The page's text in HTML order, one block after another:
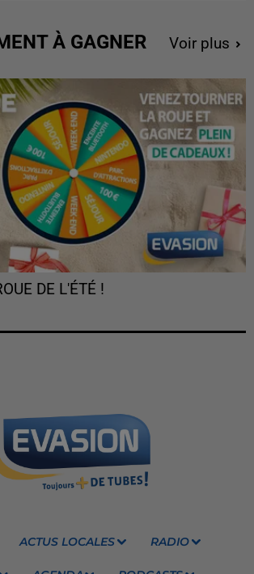
À GAGNER Voir plus
DE L'ÉTÉ !
ACTUS LOCALES RADIO